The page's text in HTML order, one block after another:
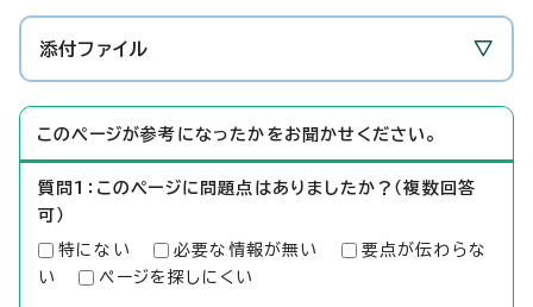
添付ファイル
このページが参考になったかをお聞かせください。
質問1：このページに問題点はありましたか？（複数回答
可）
特にない 必要な情報が無い
要点が伝わらな
い
ページを探しにくい